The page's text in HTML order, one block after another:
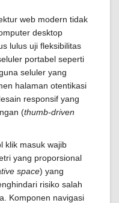
web modern tidak
desktop
lulus uji fleksibilitas
portabel seperti
seluler yang
halaman otentikasi
responsif yang
(thumb-driven
klik masuk wajib
yang proporsional
space) yang
risiko salah
Komponen navigasi